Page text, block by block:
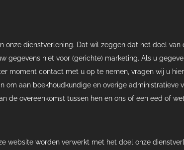
onze dienstverlening. Dat wil zeggen dat het doel
gegevens niet voor (gerichte) marketing. Als u
moment contact met u op te nemen, vragen wij u
aan boekhoudkundige en overige administratieve
de overeenkomst tussen hen en ons of een eed of
website worden verwerkt met het doel onze